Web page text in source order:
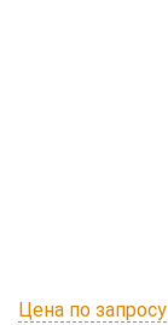
Цена по запросу